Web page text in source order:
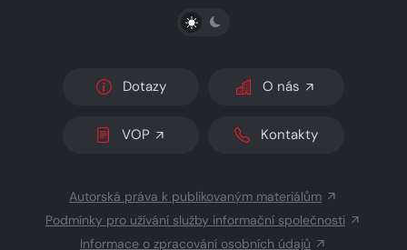
PŘEPNOUT SVĚTLÝ/TMAVÝ REŽIM
Dotazy O nás
VOP Kontakty
Autorská práva k publikovaným materiálům
Podmínky pro užívání služby informační společnosti
Informace o zpracování osobních údajů